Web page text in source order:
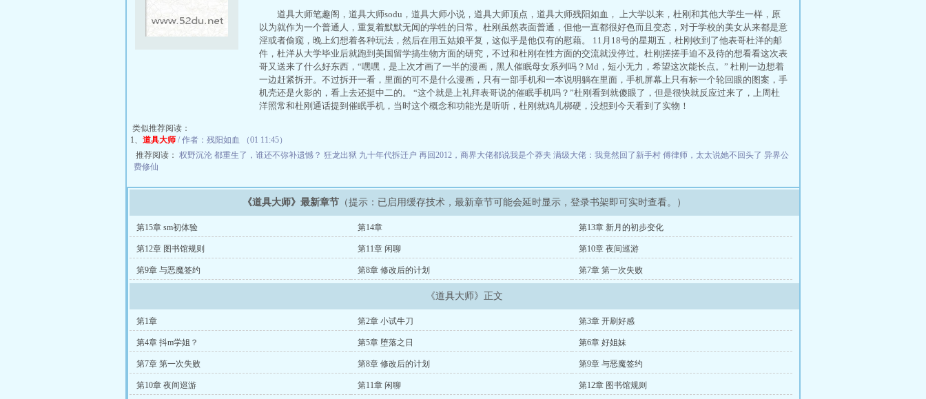
道具大师笔趣阁，道具大师sodu，道具大师小说，道具大师顶点，道具大师残阳如血， 上大学以来，杜刚和其他大学生一样，原
以为就作为一个普通人，重复着默默无闻的学牲的日常。杜刚虽然表面普通，但他一直都很好色而且变态，对于学校的美女从来都是意
淫或者偷窥，晚上幻想着各种玩法，然后在用五姑娘平复，这似乎是他仅有的慰藉。 11月18号的星期五，杜刚收到了他表哥杜洋的邮
件，杜洋从大学毕业后就跑到美国留学搞生物方面的研究，不过和杜刚在性方面的交流就没停过。杜刚搓搓手迫不及待的想看看这次表
哥又送来了什么好东西，“嘿嘿，是上次才画了一半的漫画，黑人催眠母女系列吗？Md，短小无力，希望这次能长点。” 杜刚一边想着
一边赶紧拆开。不过拆开一看，里面的可不是什么漫画，只有一部手机和一本说明躺在里面，手机屏幕上只有标一个轮回眼的图案，手
机壳还是火影的，看上去还挺中二的。 “这个就是上礼拜表哥说的催眠手机吗？”杜刚看到就傻眼了，但是很快就反应过来了，上周杜
洋照常和杜刚通话提到催眠手机，当时这个概念和功能光是听听，杜刚就鸡儿梆硬，没想到今天看到了实物！
类似推荐阅读：
1、 道具大师 / 作者：残阳如血 （01 11:45）
推荐阅读： 权野沉沦 都重生了，谁还不弥补遗憾？ 狂龙出狱 九十年代拆迁户 再回2012，商界大佬都说我是个莽夫 满级大佬：我竟然回了新手村 傅律师，太太说她不回头了 异界公
费修仙
《道具大师》最新章节 （提示：已启用缓存技术，最新章节可能会延时显示，登录书架即可实时查看。）
第15章 sm初体验 第14章 第13章 新月的初步变化
第12章 图书馆规则 第11章 闲聊 第10章 夜间巡游
第9章 与恶魔签约 第8章 修改后的计划 第7章 第一次失败
《道具大师》正文
第1章 第2章 小试牛刀 第3章 开刷好感
第4章 抖m学姐？ 第5章 堕落之日 第6章 好姐妹
第7章 第一次失败 第8章 修改后的计划 第9章 与恶魔签约
第10章 夜间巡游 第11章 闲聊 第12章 图书馆规则